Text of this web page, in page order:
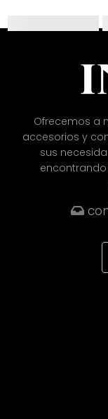
Ofrecemos a
accesorios y
sus